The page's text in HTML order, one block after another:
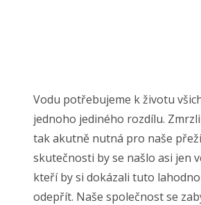
Vodu potřebujeme k životu
jednoho jediného rozdílu.
tak akutně nutná pro naše
skutečnosti by se našlo asi jen
kteří by si dokázali tuto
odepřít. Naše společnost se